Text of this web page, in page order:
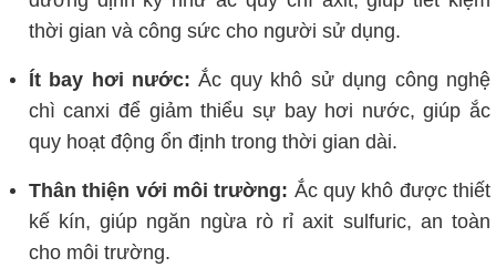
thời gian và công sức cho người sử dụng.
Ít bay hơi nước:Ắc quy khô sử dụng công nghệ
chì canxi để giảm thiểu sự bay hơi nước, giúp ắc
quy hoạt động ổn định trong thời gian dài.
Thân thiện với môi trường: Ắc quy khô được thiết
kế kín, giúp ngăn ngừa rò rỉ axit sulfuric, an toàn
cho môi trường.